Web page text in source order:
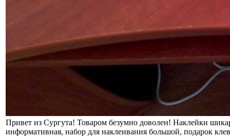
Привет из Сургута! Товаром безумно доволен! Наклейки
информативная, набор для наклеивания большой, подарок